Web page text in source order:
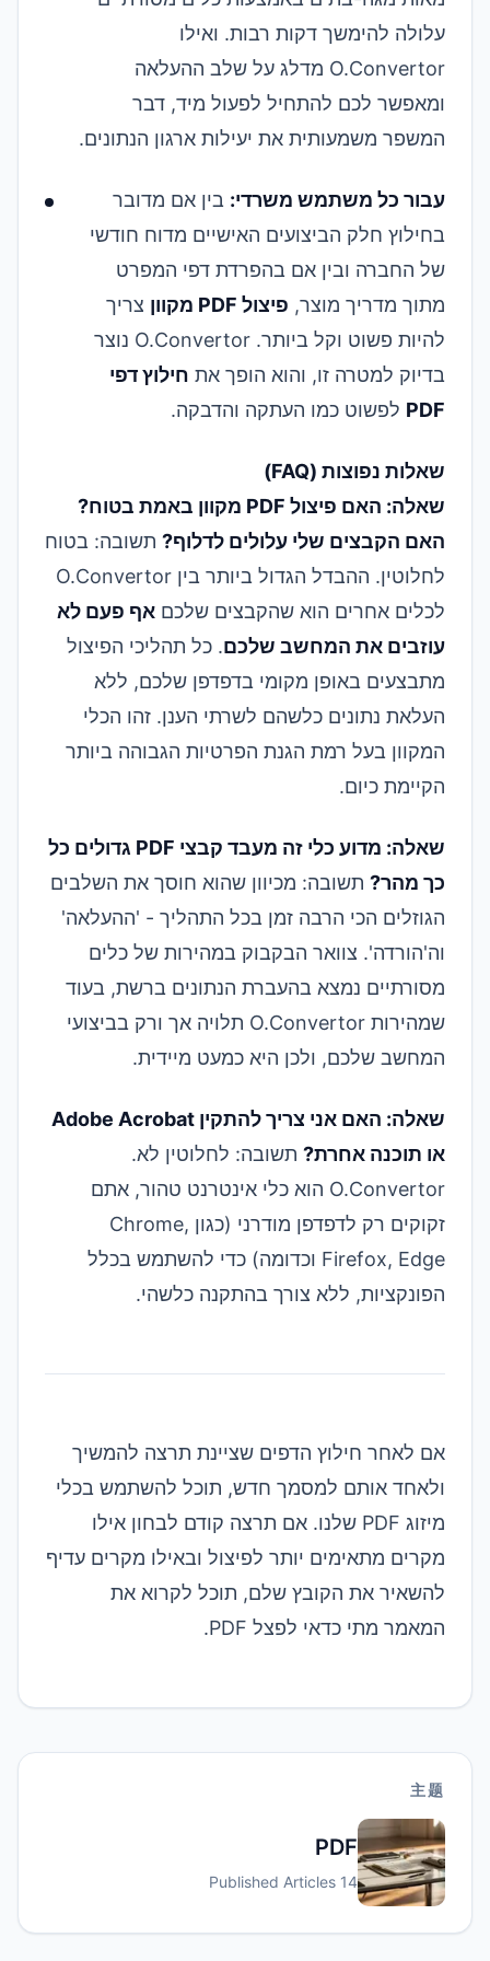
עלולה להימשך דקות רבות. ואילו
O.Convertor מדלג על שלב ההעלאה
ומאפשר לכם להתחיל לפעול מיד, דבר
המשפר משמעותית את יעילות ארגון הנתונים.
עבור כל משתמש משרדי: בין אם מדובר
בחילוץ חלק הביצועים האישיים מדוח חודשי
של החברה ובין אם בהפרדת דפי המפרט
מתוך מדריך מוצר, פיצול PDF מקוון
צריך
להיות פשוט וקל ביותר. O.Convertor נוצר
בדיוק למטרה זו, והוא הופך את חילוץ דפי
PDF לפשוט כמו העתקה והדבקה.
שאלות נפוצות (FAQ)
שאלה: האם פיצול PDF מקוון באמת בטוח?
האם הקבצים שלי עלולים לדלוף? תשובה: בטוח
לחלוטין. ההבדל הגדול ביותר בין O.Convertor
לכלים אחרים הוא שהקבצים שלכם אף פעם לא
עוזבים את המחשב שלכם. כל תהליכי הפיצול
מתבצעים באופן מקומי בדפדפן שלכם, ללא
העלאת נתונים כלשהם לשרתי הענן. זהו הכלי
המקוון בעל רמת הגנת הפרטיות הגבוהה ביותר
הקיימת כיום.
שאלה: מדוע כלי זה מעבד קבצי PDF גדולים כל
כך מהר? תשובה: מכיוון שהוא חוסך את השלבים
הגוזלים הכי הרבה זמן בכל התהליך - 'ההעלאה'
וה'הורדה'. צוואר הבקבוק במהירות של כלים
מסורתיים נמצא בהעברת הנתונים ברשת, בעוד
שמהירות O.Convertor תלויה אך ורק בביצועי
המחשב שלכם, ולכן היא כמעט מיידית.
שאלה: האם אני צריך להתקין Adobe Acrobat
או תוכנה אחרת? תשובה: לחלוטין לא.
O.Convertor הוא כלי אינטרנט טהור, אתם
זקוקים רק לדפדפן מודרני (כגון Chrome,
Firefox, Edge וכדומה) כדי להשתמש בכלל
הפונקציות, ללא צורך בהתקנה כלשהי.
אם לאחר חילוץ הדפים שציינת תרצה להמשיך
ולאחד אותם למסמך חדש, תוכל להשתמש בכלי
מיזוג PDF
שלנו. אם תרצה קודם לבחון אילו
מקרים מתאימים יותר לפיצול ובאילו מקרים עדיף
להשאיר את הקובץ שלם, תוכל לקרוא את
המאמר מתי כדאי לפצל PDF .
主题
PDF
Published Articles 14